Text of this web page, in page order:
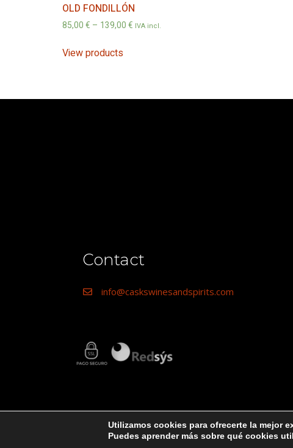
OLD FONDILLÓN
85,00 € – 139,00 € IVA incl.
View products
Utilizamos cookies para ofrecerte la mejor
Puedes aprender más sobre qué cookies
Contact
info@caskswinesandspirits.com